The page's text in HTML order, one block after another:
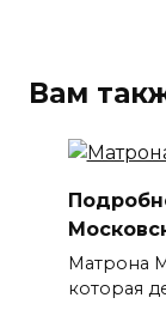
Вам
Матрона
которая